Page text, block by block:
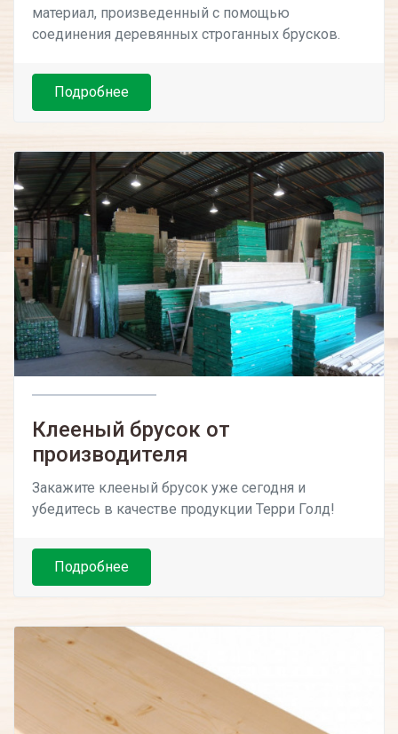
материал, произведенный с помощью
соединения деревянных строганных брусков.
Подробнее
Клееный брусок от
производителя
Закажите клееный брусок уже сегодня и
убедитесь в качестве продукции Терри Голд!
Подробнее